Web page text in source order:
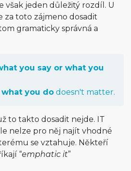
však jeden důležitý rozdíl. U
za toto zájmeno dosadit
gramaticky správná a
you say or what you
you do doesn't matter.
to takto dosadit nejde. IT
nelze pro něj najít vhodné
se vztahuje. Někteří
“emphatic it”